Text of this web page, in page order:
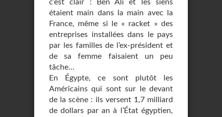
c’est clair : Ben Ali et les siens
étaient main dans la main avec la
France, même si le « racket » des
entreprises installées dans le pays
par les familles de l’ex-président et
de sa femme faisaient un peu
tâche...
En Égypte, ce sont plutôt les
Américains qui sont sur le devant
de la scène : ils versent 1,7 milliard
de dollars par an à l’État égyptien,